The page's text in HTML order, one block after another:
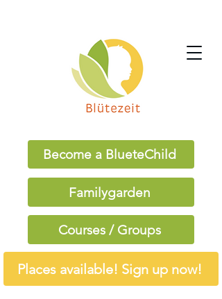
Become a BlueteChild
Familygarden
Courses / Groups
Places available! Sign up now!